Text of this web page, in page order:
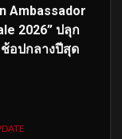
Ambassador
2026” ปลุก
อปกลางปีสุด